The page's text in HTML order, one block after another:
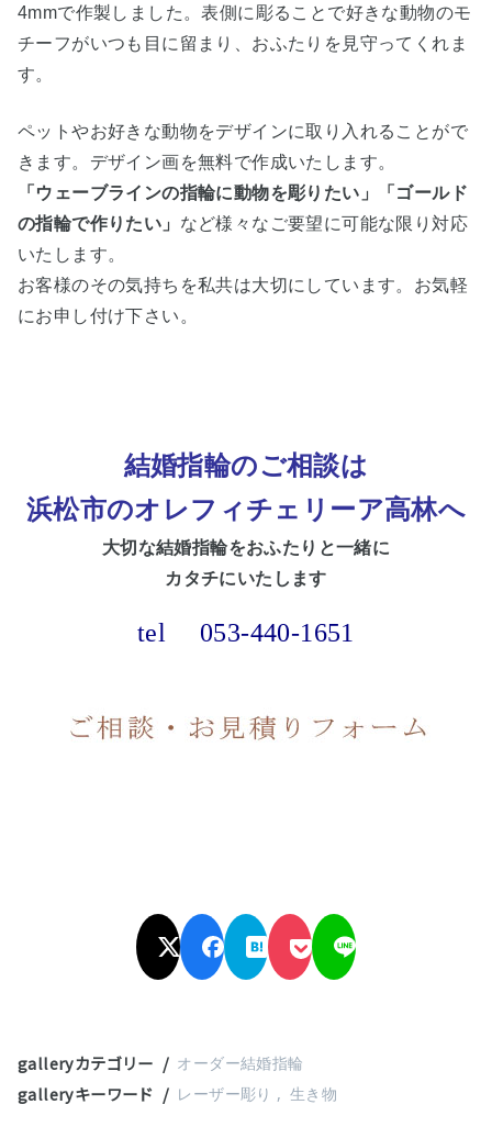
4mmで作製しました。表側に彫ることで好きな動物のモ
チーフがいつも目に留まり、おふたりを見守ってくれま
す。
ペットやお好きな動物をデザインに取り入れることがで
きます。デザイン画を無料で作成いたします。
「ウェーブラインの指輪に動物を彫りたい」「ゴールド
の指輪で作りたい」 など様々なご要望に可能な限り対応
いたします。
お客様のその気持ちを私共は大切にしています。お気軽
にお申し付け下さい。
結婚指輪のご相談は
浜松市のオレフィチェリーア高林へ
大切な結婚指輪をおふたりと一緒に
カタチにいたします
tel 053-440-1651
galleryカテゴリー オーダー結婚指輪
galleryキーワード レーザー彫り 生き物